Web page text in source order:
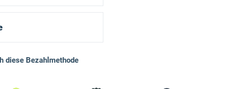
diese Bezahlmethode